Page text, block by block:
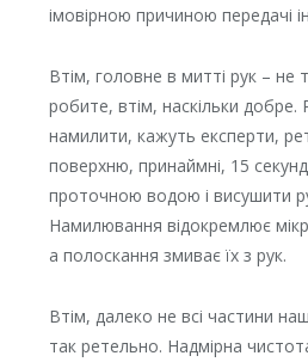
імовірною причиною передачі
Втім, головне в митті рук – не
робите, втім, наскільки добре.
намилити, кажуть експерти,
поверхню, принаймні, 15
проточною водою і висушити
Намилювання відокремлює
а полоскання змиває їх з рук.
Втім, далеко не всі частини
так ретельно. Надмірна